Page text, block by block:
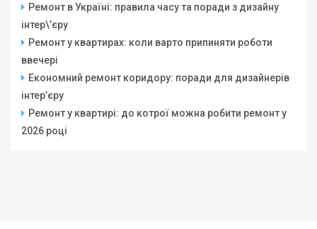
Ремонт в Україні: правила часу та поради з дизайну
інтер\’єру
Ремонт у квартирах: коли варто припиняти роботи
ввечері
Економний ремонт коридору: поради для дизайнерів
інтер’єру
Ремонт у квартирі: до котрої можна робити ремонт у
2026 році